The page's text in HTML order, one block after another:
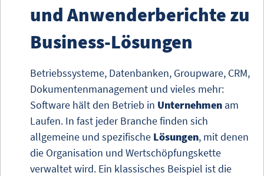
und Anwenderberichte zu
Business-Lösungen
Betriebssysteme, Datenbanken, Groupware, CRM,
Dokumentenmanagement und vieles mehr:
Software hält den Betrieb in Unternehmen am
Laufen. In fast jeder Branche finden sich
allgemeine und spezifische Lösungen, mit denen
die Organisation und Wertschöpfungskette
verwaltet wird. Ein klassisches Beispiel ist die